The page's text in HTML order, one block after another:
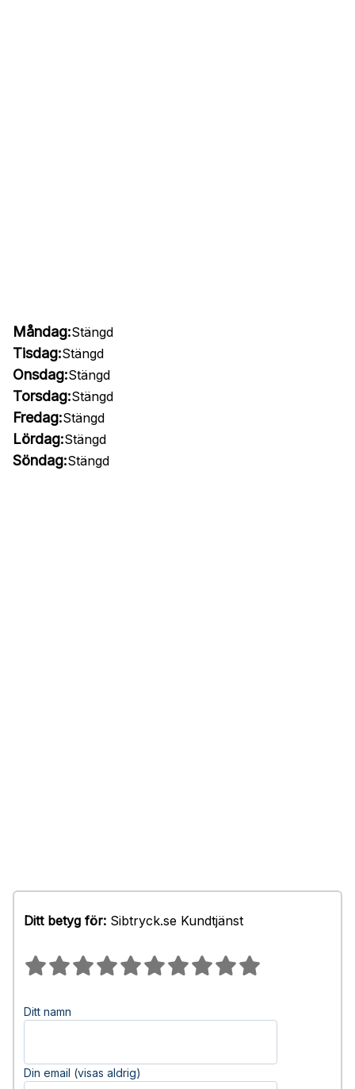
Måndag:Stängd
Tisdag:Stängd
Onsdag:Stängd
Torsdag:Stängd
Fredag:Stängd
Lördag:Stängd
Söndag:Stängd
Ditt betyg för: Sibtryck.se Kundtjänst
Ditt namn
Din email (visas aldrig)